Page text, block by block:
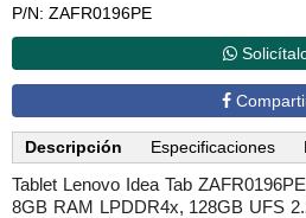
P/N: ZAFR0196PE
Descripción Especificaciones
Tablet Lenovo Idea Tab
8GB RAM LPDDR4x, 128GB UFS